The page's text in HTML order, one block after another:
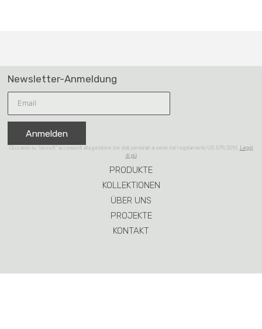
PRODUKTE
KOLLEKTIONEN
ÜBER UNS
PROJEKTE
KONTAKT
Newsletter-Anmeldung
Anmelden
Cliccando su “iscriviti” acconsenti alla gestione dei dati personali ai sensi del regolamento UE 679/2016. Leggi
di più